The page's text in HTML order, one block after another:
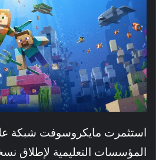
استثمرت مايكروسوفت شبكة
المؤسسات التعليمية لإطلاق